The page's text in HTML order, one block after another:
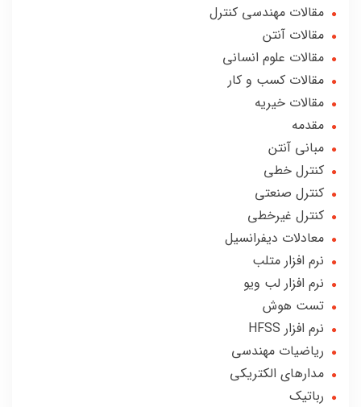
مقالات مهندسی کنترل
مقالات آنتن
مقالات علوم انسانی
مقالات کسب و کار
مقالات خیریه
مقدمه
مبانی آنتن
کنترل خطی
کنترل صنعتی
کنترل غیرخطی
معادلات دیفرانسیل
نرم افزار متلب
نرم افزار لب ویو
تست هوش
نرم افزار HFSS
ریاضیات مهندسی
مدارهای الکتریکی
رباتیک